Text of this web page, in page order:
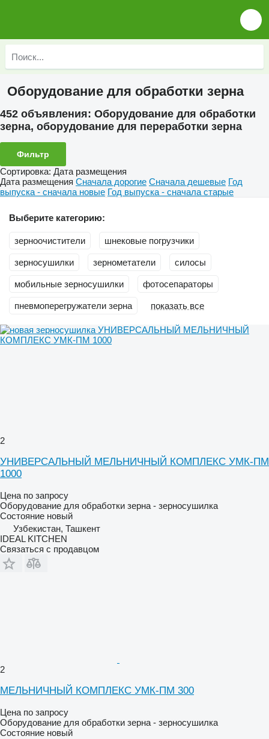
Оборудование для обработки зерна
452 объявления: Оборудование для обработки
зерна, оборудование для переработки зерна
Фильтр
Сортировка: Дата размещения
Дата размещения Сначала дорогие Сначала дешевые Год
выпуска - сначала новые Год выпуска - сначала старые
Выберите категорию:
зерноочистители шнековые погрузчики
зерносушилки зернометатели силосы
мобильные зерносушилки фотосепараторы
пневмоперегружатели зерна показать все
2
УНИВЕРСАЛЬНЫЙ МЕЛЬНИЧНЫЙ КОМПЛЕКС УМК-ПМ
1000
Цена по запросу
Оборудование для обработки зерна - зерносушилка
Состояние новый
Узбекистан, Ташкент
IDEAL KITCHEN
Связаться с продавцом
2
МЕЛЬНИЧНЫЙ КОМПЛЕКС УМК-ПМ 300
Цена по запросу
Оборудование для обработки зерна - зерносушилка
Состояние новый